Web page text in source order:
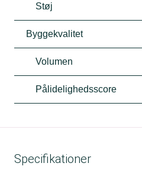
Støj
Byggekvalitet
Volumen
Pålidelighedsscore
Specifikationer